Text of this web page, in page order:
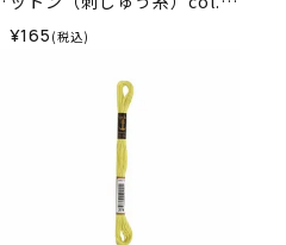
368
¥165 (税込)